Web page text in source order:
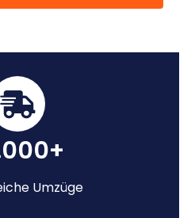
Umzüge